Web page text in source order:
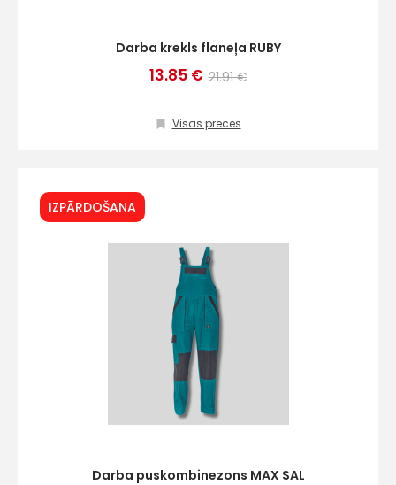
Darba krekls flaneļa RUBY
13.85 € 21.91 €
Visas preces
IZPĀRDOŠANA
Darba puskombinezons MAX SAL